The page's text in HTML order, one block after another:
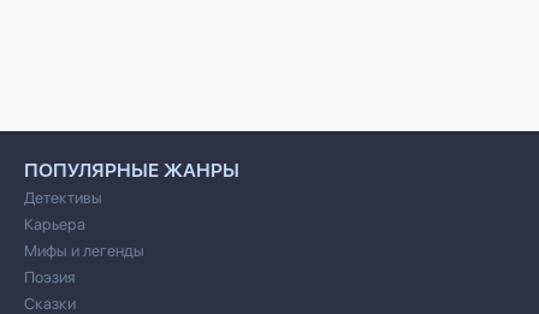
ПОПУЛЯРНЫЕ ЖАНРЫ
Детективы
Карьера
Мифы и легенды
Поэзия
Сказки